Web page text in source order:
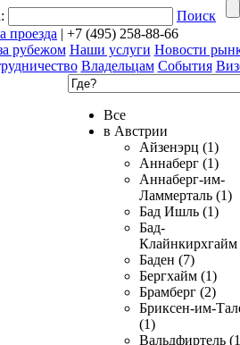
Поиск
проезда | +7 (495) 258-88-66
рубежом Наши услуги Новости
Владельцам События
Все
в Австрии
Айзенэрц (1)
Аннаберг (1)
Аннаберг-им-
Ламмерталь (1)
Бад Ишль (1)
Бад-
Клайнкирхгайм
Баден (7)
Бергхайм (1)
Брамберг (2)
Бриксен-им-
(1)
Вальдфиртель